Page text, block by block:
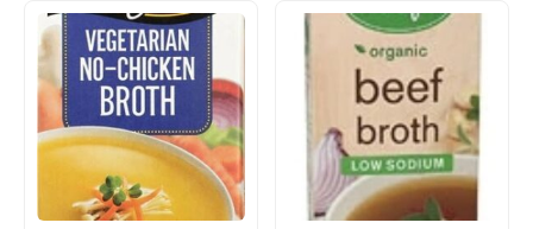
original
era:
R$137,66.
atual
é:
R$133,40.
original
era:
R$133,40.
atual
é:
R$112,67.